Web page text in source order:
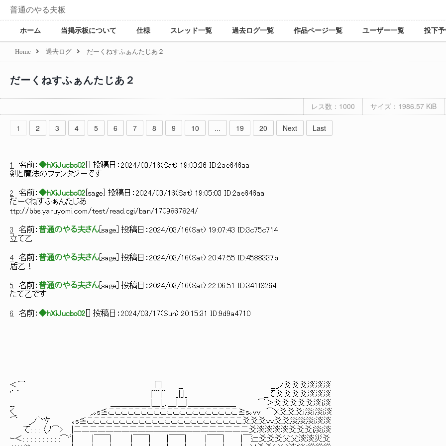
普通のやる夫板
ホーム 当掲示板について 仕様 スレッド一覧 過去ログ一覧 作品ページ一覧 ユーザー一覧 投下
Home 過去ログ だーくねすふぁんたじあ２
だーくねすふぁんたじあ２
レス数：1000 サイズ：1986.57 KiB
1 2 3 4 5 6 7 8 9 10 ... 19 20 Next Last
1 名前： ◆hXiJucbo02 ] 投稿日： 2024/03/16(Sat) 19:03:36 ID:2ae646aa
剣と魔法のファンタジーです
2 名前： ◆hXiJucbo02 sage ] 投稿日： 2024/03/16(Sat) 19:05:03 ID:2ae646aa
だーくねすふぁんたじあ
ttp://bbs.yaruyomi.com/test/read.cgi/ban/1709867824/
3 名前： 普通のやる夫さん sage ] 投稿日： 2024/03/16(Sat) 19:07:43 ID:3c75c714
立て乙
4 名前： 普通のやる夫さん sage ] 投稿日： 2024/03/16(Sat) 20:47:55 ID:4588337b
盾乙！
5 名前： 普通のやる夫さん sage ] 投稿日： 2024/03/16(Sat) 22:06:51 ID:341f8264
たて乙です
6 名前： ◆hXiJucbo02 ] 投稿日： 2024/03/17(Sun) 20:15:31 ID:9d9a4710
＜⌒ 冂 __ ___ノ爻爻爻淡淡淡
'⌒ |¨¨|¨| _|_|_ __て爻爻爻爻淡淡淡
__ ＿＿＿＿＿|＿|_,|＿|＿|＿＿＿＿＿＿ ⌒＞爻爻爻爻爻淡ｉ淡
く_ ,.｡s≦ここここここここここここここここここここ≧s｡ｖｖ ⌒Ｘ爻爻爻ｉ淡ｉ淡i淡
⌒ _ノ｀'''ｹ ｡s≦ここここここここここここここここここここここここ爻爻爻vv爻爻淡淡淡i淡淡
て: : : 〈,ﾉ⌒> |二二二二二二二二二二二二二二二二二二二二二二爻淡淡淡淡爻爻爻i淡i淡
ｰ＜: : : : : : : : : :⌒'ﾞ| |￣￣| |￣￣| |￣￣| |￣￣| |￣辷爻爻爻父父淡淡災爻